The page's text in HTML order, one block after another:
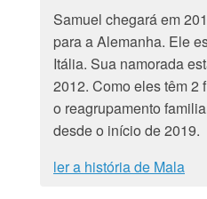
Samuel chegará em
para a Alemanha. Ele
Itália. Sua namorada
2012. Como eles têm 2
o reagrupamento
desde o início de 2019.
ler a história de Mala